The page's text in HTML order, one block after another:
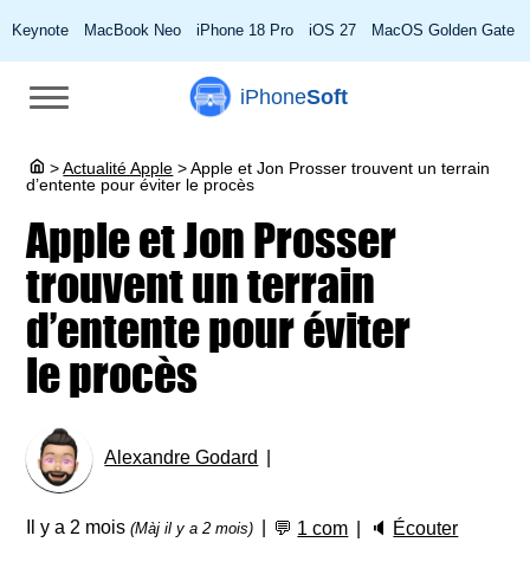
Keynote MacBook Neo iPhone 18 Pro iOS 27 MacOS Golden Gate
iPhoneSoft
> Actualité Apple >Apple et Jon Prosser trouvent un terrain
d’entente pour éviter le procès
Apple et Jon Prosser
trouvent un terrain
d’entente pour éviter
le procès
Alexandre Godard
Il y a 2 mois(Màj il y a 2 mois) 💬 1 com 🔈 Écouter